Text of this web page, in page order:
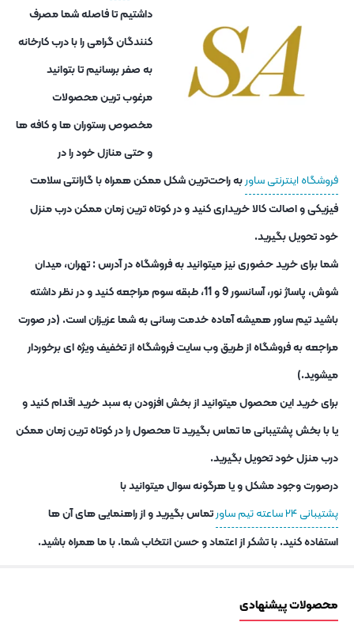
داشتیم تا فاصله شما مصرف
کنندگان گرامی را با درب کارخانه
به صفر برسانیم تا بتوانید
مرغوب ترین محصولات
مخصوص رستوران ها و کافه ها
و حتی منازل خود را در
فروشگاه اینترنتی ساوربه راحت‌ترین شکل ممکن همراه با گارانتی سلامت
فیزیکی و اصالت کالا خریداری کنید و در کوتاه ترین زمان ممکن درب منزل
خود تحویل بگیرید.
شما برای خرید حضوری نیز میتوانید به فروشگاه در آدرس : تهران، میدان
شوش، پاساژ نور، آسانسور 9 و 11، طبقه سوم مراجعه کنید و در نظر داشته
باشید تیم ساور همیشه آماده خدمت رسانی به شما عزیزان است. (در صورت
مراجعه به فروشگاه از طریق وب سایت فروشگاه از تخفیف ویژه ای برخوردار
میشوید.)
برای خرید این محصول میتوانید از بخش افزودن به سبد خرید اقدام کنید و
یا با بخش پشتیبانی ما تماس بگیرید تا محصول را در کوتاه ترین زمان ممکن
درب منزل خود تحویل بگیرید.
درصورت وجود مشکل و یا هرگونه سوال میتوانید با
پشتیبانی ۲۴ ساعته تیم ساور
تماس بگیرید و از راهنمایی های آن ها
استفاده کنید. با تشکر از اعتماد و حسن انتخاب شما. با ما همراه باشید.
محصولات پیشنهادی